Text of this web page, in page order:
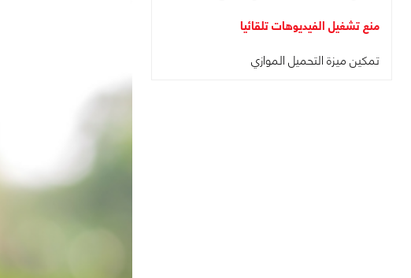
منع تشغيل الفيديوهات تلقائيا
تمكين ميزة التحميل الموازي